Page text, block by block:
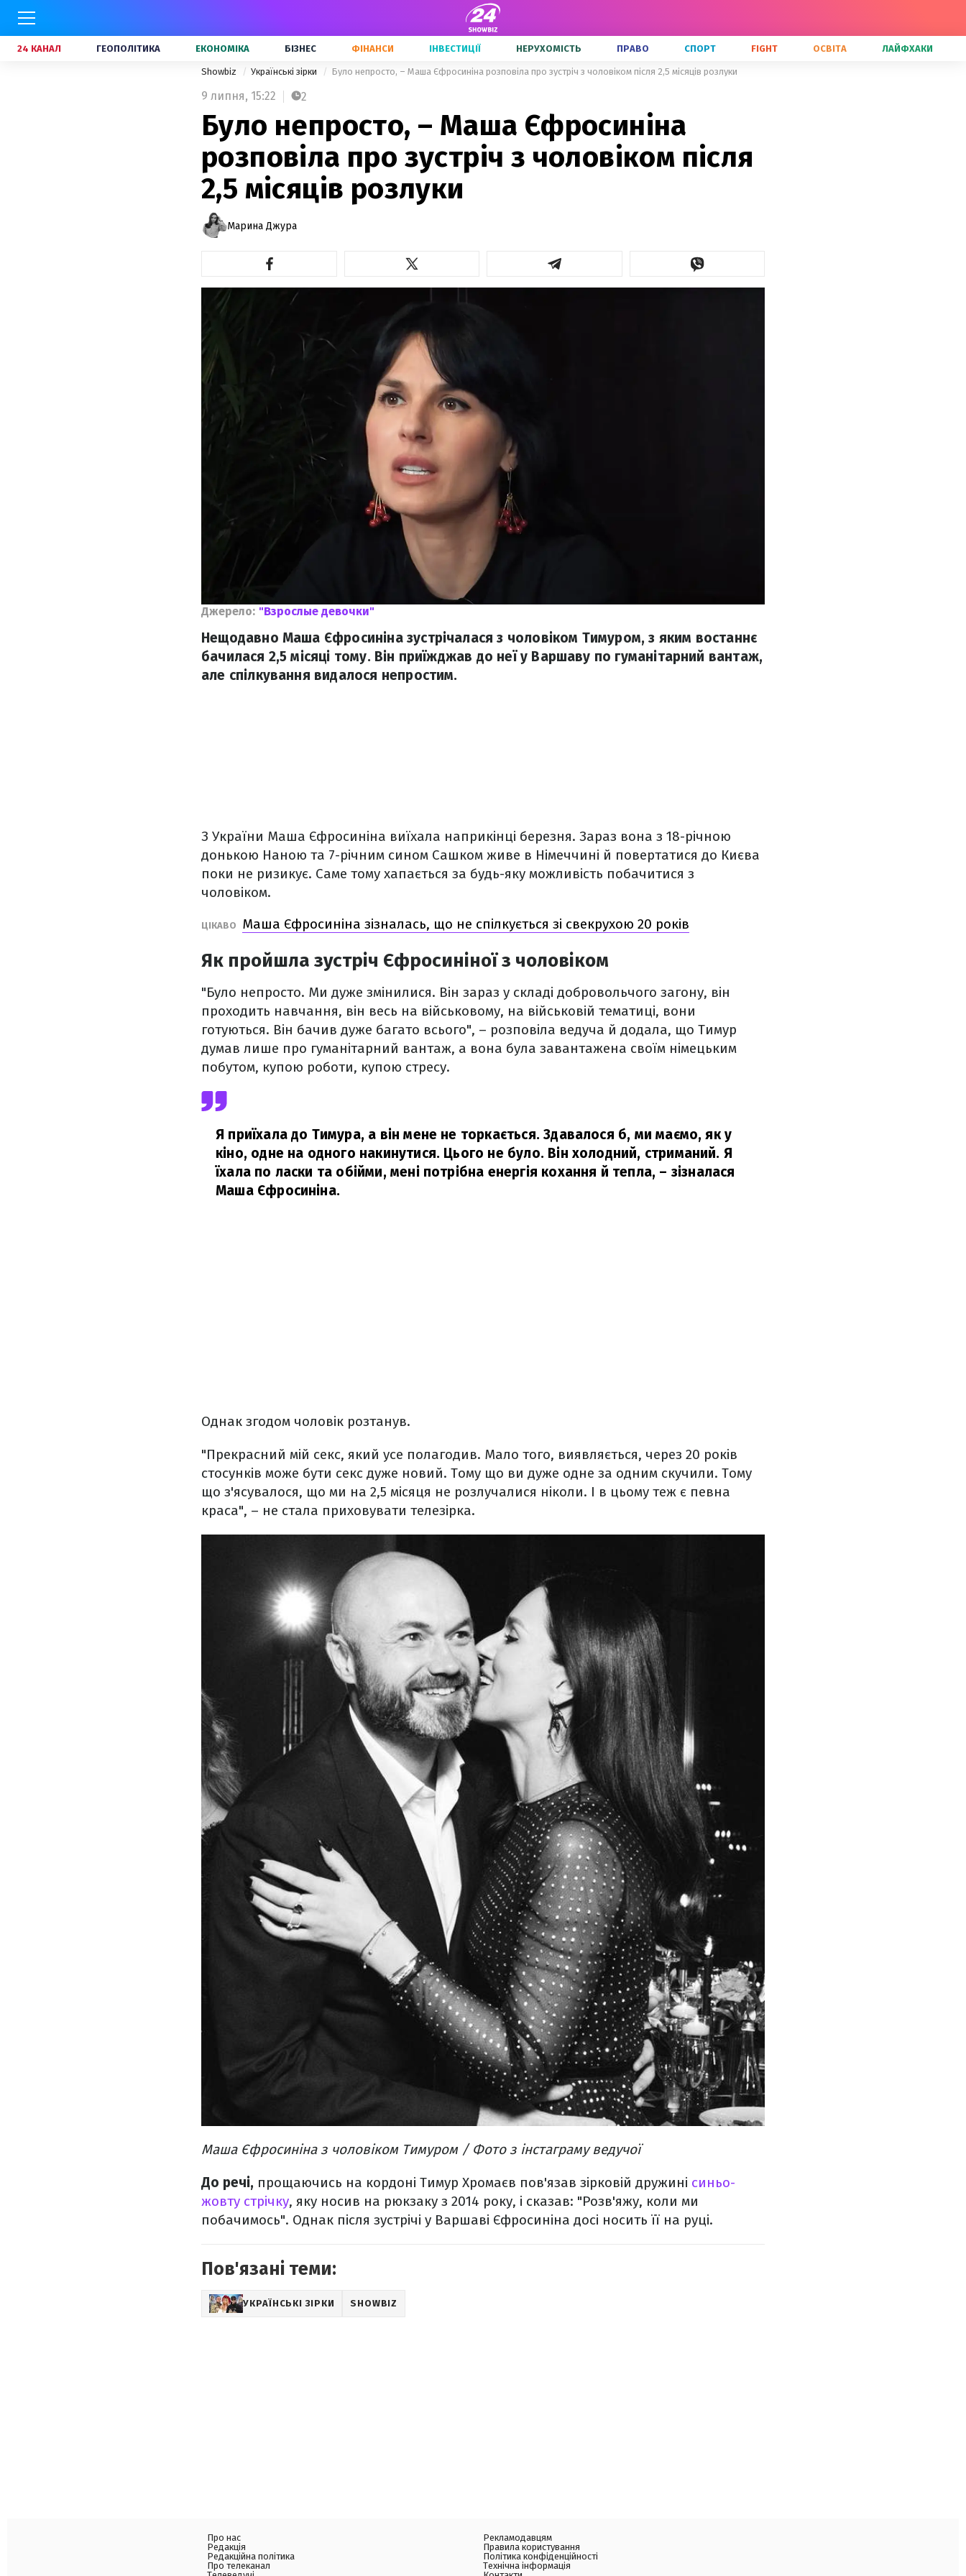
24 КАНАЛ ГЕОПОЛІТИКА ЕКОНОМІКА БІЗНЕС ФІНАНСИ ІНВЕСТИЦІЇ НЕРУХОМІСТЬ ПРАВО СПОРТ FIGHT ОСВІТА ЛАЙФХАКИ
Showbiz Українські зірки Було непросто, – Маша Єфросиніна розповіла про зустріч з чоловіком після 2,5 місяців розлуки
9 липня, 15:22 2
Було непросто, – Маша Єфросиніна
розповіла про зустріч з чоловіком після
2,5 місяців розлуки
Марина Джура
Джерело: "Взрослые девочки"
Нещодавно Маша Єфросиніна зустрічалася з чоловіком Тимуром, з яким востаннє
бачилася 2,5 місяці тому. Він приїжджав до неї у Варшаву по гуманітарний вантаж,
але спілкування видалося непростим.
З України Маша Єфросиніна виїхала наприкінці березня. Зараз вона з 18-річною
донькою Наною та 7-річним сином Сашком живе в Німеччині й повертатися до Києва
поки не ризикує. Саме тому хапається за будь-яку можливість побачитися з
чоловіком.
ЦІКАВО Маша Єфросиніна зізналась, що не спілкується зі свекрухою 20 років
Як пройшла зустріч Єфросиніної з чоловіком
"Було непросто. Ми дуже змінилися. Він зараз у складі добровольчого загону, він
проходить навчання, він весь на військовому, на військовій тематиці, вони
готуються. Він бачив дуже багато всього", – розповіла ведуча й додала, що Тимур
думав лише про гуманітарний вантаж, а вона була завантажена своїм німецьким
побутом, купою роботи, купою стресу.
Я приїхала до Тимура, а він мене не торкається. Здавалося б, ми маємо, як у
кіно, одне на одного накинутися. Цього не було. Він холодний, стриманий. Я
їхала по ласки та обійми, мені потрібна енергія кохання й тепла, – зізналася
Маша Єфросиніна.
Однак згодом чоловік розтанув.
"Прекрасний мій секс, який усе полагодив. Мало того, виявляється, через 20 років
стосунків може бути секс дуже новий. Тому що ви дуже одне за одним скучили. Тому
що з'ясувалося, що ми на 2,5 місяця не розлучалися ніколи. І в цьому теж є певна
краса", – не стала приховувати телезірка.
Маша Єфросиніна з чоловіком Тимуром / Фото з інстаграму ведучої
До речі, прощаючись на кордоні Тимур Хромаєв пов'язав зірковій дружині синьо-
жовту стрічку, яку носив на рюкзаку з 2014 року, і сказав: "Розв'яжу, коли ми
побачимось". Однак після зустрічі у Варшаві Єфросиніна досі носить її на руці.
Пов'язані теми:
УКРАЇНСЬКІ ЗІРКИ SHOWBIZ
Про нас
Редакція
Редакційна політика
Про телеканал
Рекламодавцям
Правила користування
Політика конфіденційності
Технічна інформація